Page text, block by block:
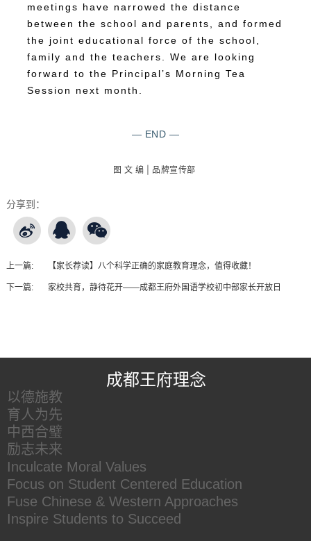
meetings have narrowed the distance
between the school and parents, and formed
the joint educational force of the school,
family and the teachers. We are looking
forward to the Principal’s Morning Tea
Session next month.
— END —
图 文 编 | 品牌宣传部
分享到：
上一篇: 【家长荐读】八个科学正确的家庭教育理念，值得收藏！
下一篇: 家校共育，静待花开——成都王府外国语学校初中部家长开放日
成都王府理念
以德施教
育人为先
中西合璧
励志未来
Inculcate Moral Values
Focus on Student Centered Education
Fuse Chinese & Western Approaches
Inspire Students to Succeed